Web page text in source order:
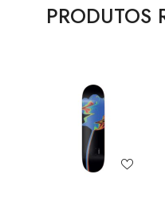
PRODUTOS